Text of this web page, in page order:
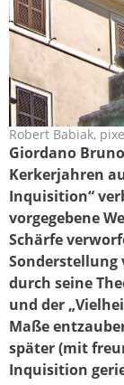
Robert Babiak,
Giordano
Kerkerjahren
Inquisition“
vorgegebene
Schärfe
Sonderstellung
durch seine
und der
Maße
später (mit
Inquisition